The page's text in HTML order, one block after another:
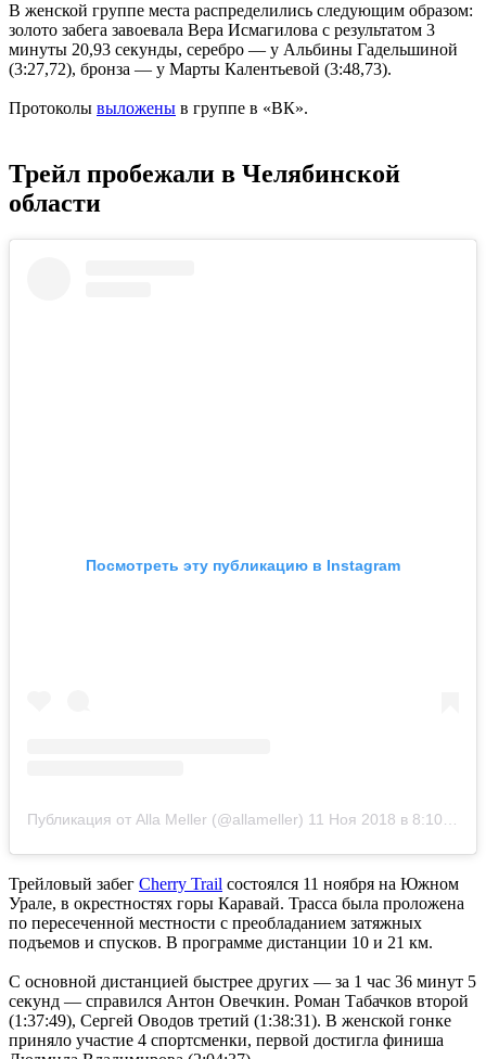
В женской группе места распределились следующим образом:
золото забега завоевала Вера Исмагилова с результатом 3
минуты 20,93 секунды, серебро — у Альбины Гадельшиной
(3:27,72), бронза — у Марты Калентьевой (3:48,73).
Протоколы выложены в группе в «ВК».
Трейл пробежали в Челябинской
области
Посмотреть эту публикацию в Instagram
Публикация от Alla Meller (@allameller) 11 Ноя 2018 в 8:10 PST
Трейловый забег Cherry Trail состоялся 11 ноября на Южном
Урале, в окрестностях горы Каравай. Трасса была проложена
по пересеченной местности с преобладанием затяжных
подъемов и спусков. В программе дистанции 10 и 21 км.
С основной дистанцией быстрее других — за 1 час 36 минут 5
секунд — справился Антон Овечкин. Роман Табачков второй
(1:37:49), Сергей Оводов третий (1:38:31). В женской гонке
приняло участие 4 спортсменки, первой достигла финиша